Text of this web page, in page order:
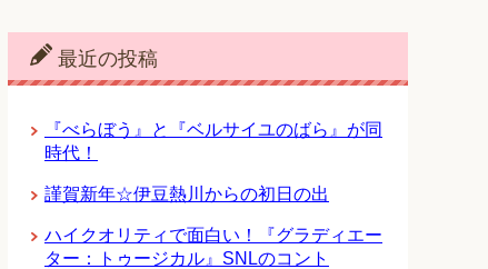
最近の投稿
『べらぼう』と『ベルサイユのばら』が同
時代！
謹賀新年☆伊豆熱川からの初日の出
ハイクオリティで面白い！『グラディエー
ター：トゥージカル』SNLのコント